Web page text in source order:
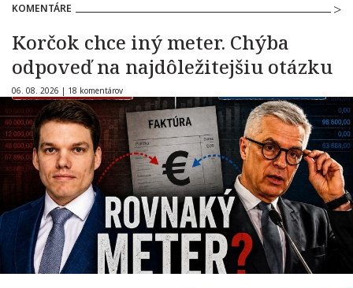
KOMENTÁRE
Korčok chce iný meter. Chýba
odpoveď na najdôležitejšiu otázku
06. 08. 2026 | 18 komentárov